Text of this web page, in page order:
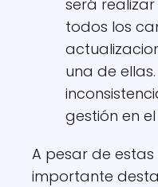
será
todos los
una de
gestión en
A pesar de estas
importante